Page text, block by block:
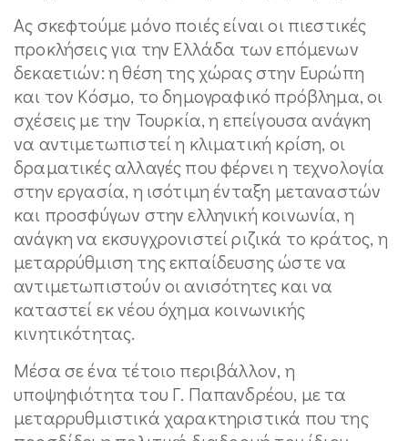
Ας σκεφτούμε μόνο ποιές είναι οι πιεστικές
προκλήσεις για την Ελλάδα των επόμενων
δεκαετιών: η θέση της χώρας στην Ευρώπη
και τον Κόσμο, το δημογραφικό πρόβλημα, οι
σχέσεις με την Τουρκία, η επείγουσα ανάγκη
να αντιμετωπιστεί η κλιματική κρίση, οι
δραματικές αλλαγές που φέρνει η τεχνολογία
στην εργασία, η ισότιμη ένταξη μεταναστών
και προσφύγων στην ελληνική κοινωνία, η
ανάγκη να εκσυγχρονιστεί ριζικά το κράτος, η
μεταρρύθμιση της εκπαίδευσης ώστε να
αντιμετωπιστούν οι ανισότητες και να
καταστεί εκ νέου όχημα κοινωνικής
κινητικότητας.
Μέσα σε ένα τέτοιο περιβάλλον, η
υποψηφιότητα του Γ. Παπανδρέου, με τα
μεταρρυθμιστικά χαρακτηριστικά που της